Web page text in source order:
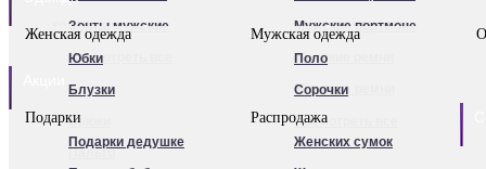
колесах.
Сумки - тележки
хозяйственные
Бьюти - кейсы
Кейс-пилоты
Женские рюкзаки
Посмотреть все
Зонты мужские
Посмотреть все
Мужские портмоне
Женские ремни
Мужские ремни
Обложки для
автодокументов
Женская одежда
Юбки
Блузки
Брюки
Пальто
Мужская одежда
Поло
Сорочки
Посмотреть все
Подарки
Подарки дедушке
Распродажа
Женских сумок